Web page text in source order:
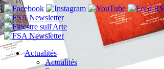
Actualités
Actualités